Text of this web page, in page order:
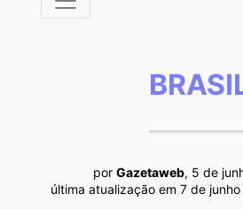
por Gazetaweb, 5 de
última atualização em 7 de